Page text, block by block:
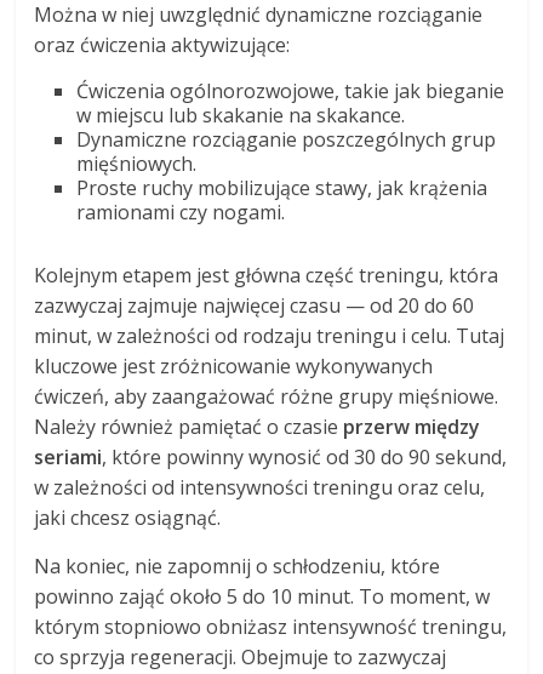
Można w niej uwzględnić dynamiczne rozciąganie
oraz ćwiczenia aktywizujące:
Ćwiczenia ogólnorozwojowe, takie jak bieganie
w miejscu lub skakanie na skakance.
Dynamiczne rozciąganie poszczególnych grup
mięśniowych.
Proste ruchy mobilizujące stawy, jak krążenia
ramionami czy nogami.
Kolejnym etapem jest główna część treningu, która
zazwyczaj zajmuje najwięcej czasu — od 20 do 60
minut, w zależności od rodzaju treningu i celu. Tutaj
kluczowe jest zróżnicowanie wykonywanych
ćwiczeń, aby zaangażować różne grupy mięśniowe.
Należy również pamiętać o czasie przerw między
seriami, które powinny wynosić od 30 do 90 sekund,
w zależności od intensywności treningu oraz celu,
jaki chcesz osiągnąć.
Na koniec, nie zapomnij o schłodzeniu, które
powinno zająć około 5 do 10 minut. To moment, w
którym stopniowo obniżasz intensywność treningu,
co sprzyja regeneracji. Obejmuje to zazwyczaj